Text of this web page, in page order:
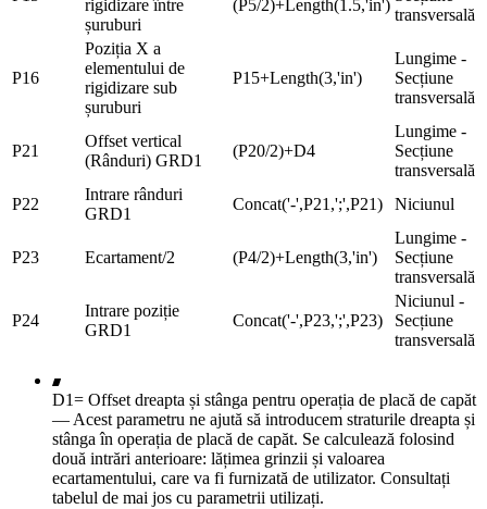
rigidizare între
șuruburi
(P5/2)+Length(1.5,'in')
transversală
P16
Poziția X a
elementului de
rigidizare sub
șuruburi
P15+Length(3,'in')
Lungime -
Secțiune
transversală
P21
Offset vertical
(Rânduri) GRD1
(P20/2)+D4
Lungime -
Secțiune
transversală
P22
Intrare rânduri
GRD1
Concat('-',P21,';',P21) Niciunul
P23 Ecartament/2 (P4/2)+Length(3,'in')
Lungime -
Secțiune
transversală
P24
Intrare poziție
GRD1
Concat('-',P23,';',P23)
Niciunul -
Secțiune
transversală
D1= Offset dreapta și stânga pentru operația de placă de capăt
— Acest parametru ne ajută să introducem straturile dreapta și
stânga în operația de placă de capăt. Se calculează folosind
două intrări anterioare: lățimea grinzii și valoarea
ecartamentului, care va fi furnizată de utilizator. Consultați
tabelul de mai jos cu parametrii utilizați.